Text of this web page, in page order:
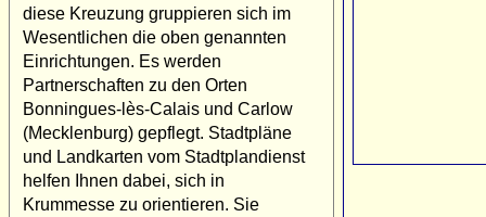
diese Kreuzung gruppieren sich im
Wesentlichen die oben genannten
Einrichtungen. Es werden
Partnerschaften zu den Orten
Bonningues-lès-Calais und Carlow
(Mecklenburg) gepflegt. Stadtpläne
und Landkarten vom Stadtplandienst
helfen Ihnen dabei, sich in
Krummesse zu orientieren. Sie